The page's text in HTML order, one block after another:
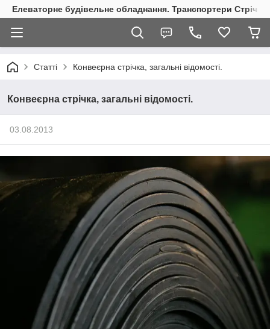
Елеваторне будівельне обладнання. Транспортери
Статті Конвеєрна стрічка, загальні відомості.
Конвеєрна стрічка, загальні відомості.
03.08.2013